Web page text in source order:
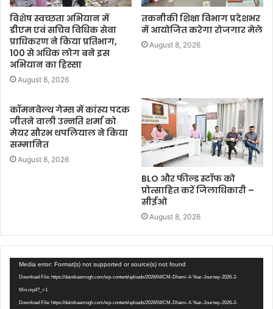
विशेष स्वच्छता अभियान में
डीएम एवं सचिव विधिक सेवा
प्राधिकरण ने किया प्रतिभाग,
100 से अधिक लोग बने इस
अभियान का हिस्सा
August 8, 2026
तकनीकी शिक्षा विभाग प्रदेशभर
में आयोजित करेगा रोजगार मेले
August 8, 2026
कॉमनवेल्थ गेम्स में कांस्य पदक
जीतने वाली उन्नति शर्मा को
मेयर सौरभ थपलियाल ने किया
सम्मानित
August 8, 2026
BLO और फील्ड स्टॉफ को
प्रोत्साहित करें जिलाधिकारी –
सीईओ
August 8, 2026
Video
Player
Media error: Format(s) not supported or source(s) not found
Download File: https://dainikaamogh.com/wp-content/uploads/2026/04/CM-Dhami-4-Year-Journey-2026-2-
Min.mp4?_=1
Download File: https://dainikaamogh.com/wp-content/uploads/2026/04/CM-Dhami-4-Year-Journey-2026-2-